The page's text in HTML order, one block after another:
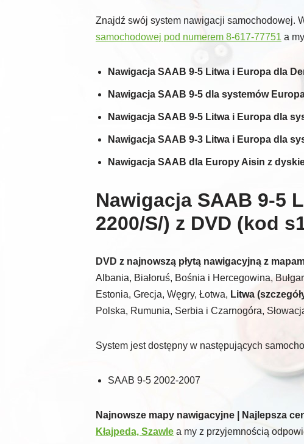
Znajdź swój system nawigacji samochodowej.
samochodowej pod numerem 8-617-77751 a
Nawigacja SAAB 9-5 Litwa i Europa dla
Nawigacja SAAB 9-5 dla systemów
Nawigacja SAAB 9-5 Litwa i Europa dla
Nawigacja SAAB 9-3 Litwa i Europa dla
Nawigacja SAAB dla Europy Aisin z
Nawigacja SAAB 9-5
2200/S/) z DVD (kod
DVD z najnowszą płytą nawigacyjną z
Albania, Białoruś, Bośnia i Hercegowina,
Estonia, Grecja, Węgry, Łotwa, Litwa
Polska, Rumunia, Serbia i Czarnogóra,
System jest dostępny w następujących
SAAB 9-5 2002-2007
Najnowsze mapy nawigacyjne | Najlepsza
Kłajpeda, Szawle a my z przyjemnością